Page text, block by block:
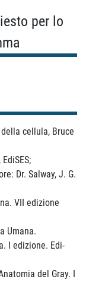
per lo
cellula, Bruce
Dr. Salway, J. G.
VII edizione
Umana.
I edizione. Edi-
del Gray. I